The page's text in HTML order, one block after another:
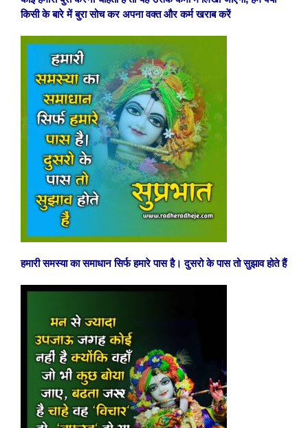
किसी के बारे में बुरा सोच कर अपना वक्त और कर्म खराब करें
हमारी समस्या का समाधान सिर्फ हमारे पास है। दुसरो के पास तो सुझाव होते हैं